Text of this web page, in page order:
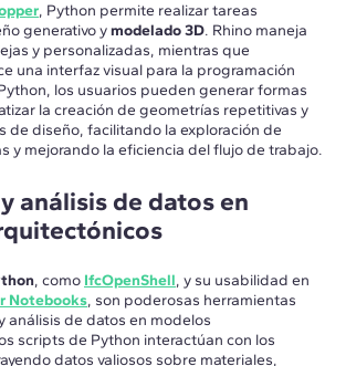
, Python permite realizar tareas
generativo ymodelado 3D. Rhino maneja
y personalizadas, mientras que
una interfaz visual para la programación
los usuarios pueden generar formas
la creación de geometrías repetitivas y
de diseño, facilitando la exploración de
y mejorando la eficiencia del flujo de trabajo.
análisis de datos en
, como IfcOpenShell, y su usabilidad en
Notebooks, son poderosas herramientas
análisis de datos en modelos
scripts de Python interactúan con los
datos valiosos sobre materiales,